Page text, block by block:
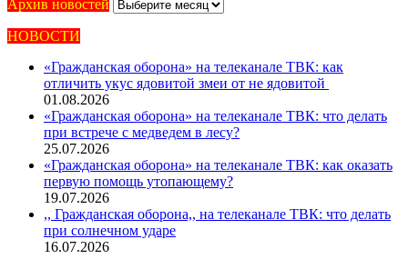
Архив новостей
Архив
НОВОСТИ
«Гражданская оборона» на телеканале ТВК: как
отличить укус ядовитой змеи от не ядовитой
01.08.2026
«Гражданская оборона» на телеканале ТВК: что делать
при встрече с медведем в лесу?
25.07.2026
«Гражданская оборона» на телеканале ТВК: как оказать
первую помощь утопающему?
19.07.2026
,, Гражданская оборона,, на телеканале ТВК: что делать
при солнечном ударе
16.07.2026